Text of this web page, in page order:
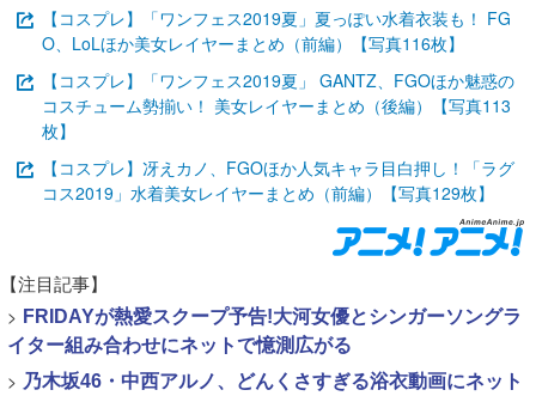
【コスプレ】「ワンフェス2019夏」夏っぽい水着衣装も！ FG
O、LoLほか美女レイヤーまとめ（前編）【写真116枚】
【コスプレ】「ワンフェス2019夏」 GANTZ、FGOほか魅惑の
コスチューム勢揃い！ 美女レイヤーまとめ（後編）【写真113
枚】
【コスプレ】冴えカノ、FGOほか人気キャラ目白押し！「ラグ
コス2019」水着美女レイヤーまとめ（前編）【写真129枚】
【注目記事】
> FRIDAYが熱愛スクープ予告!大河女優とシンガーソングラ
イター組み合わせにネットで憶測広がる
> 乃木坂46・中西アルノ、どんくさすぎる浴衣動画にネット